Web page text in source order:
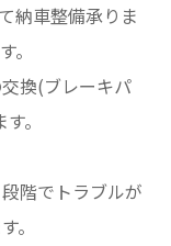
納車整備承りま
。
換(ブレーキパ
。
階でトラブルが
。